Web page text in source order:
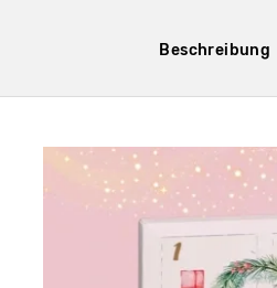
Beschreibung